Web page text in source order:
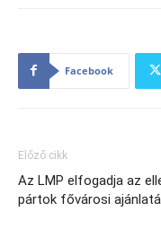
Facebook
Előző cikk
Az LMP elfogadja az
pártok fővárosi